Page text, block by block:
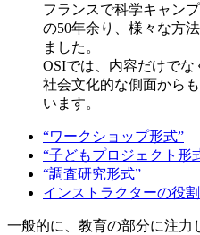
フランスで科学キャン
の50年余り、様々な方
ました。
OSIでは、内容だけでな
社会文化的な側面から
います。
“ワークショップ形式”
“子どもプロジェクト形
“調査研究形式”
インストラクターの役割
一般的に、教育の部分に注力